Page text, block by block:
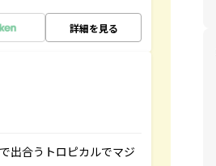
詳細を見る
出合うトロピカルでマジ